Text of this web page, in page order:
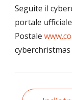
Seguite il
portale
Postale
cyberchristmas